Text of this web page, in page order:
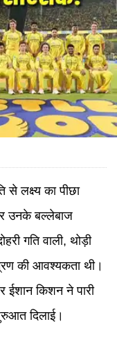
से लक्ष्य का पीछा
उनके बल्लेबाज
गति वाली, थोड़ी
की आवश्यकता थी।
किशन ने पारी
दिलाई।